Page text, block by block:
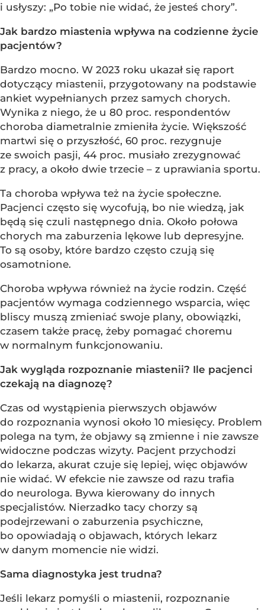
i usłyszy: „Po tobie nie widać, że jesteś chory”.
Jak bardzo miastenia wpływa na codzienne życie
pacjentów?
Bardzo mocno. W 2023 roku ukazał się raport
dotyczący miastenii, przygotowany na podstawie
ankiet wypełnianych przez samych chorych.
Wynika z niego, że u 80 proc. respondentów
choroba diametralnie zmieniła życie. Większość
martwi się o przyszłość, 60 proc. rezygnuje
ze swoich pasji, 44 proc. musiało zrezygnować
z pracy, a około dwie trzecie – z uprawiania sportu.
Ta choroba wpływa też na życie społeczne.
Pacjenci często się wycofują, bo nie wiedzą, jak
będą się czuli następnego dnia. Około połowa
chorych ma zaburzenia lękowe lub depresyjne.
To są osoby, które bardzo często czują się
osamotnione.
Choroba wpływa również na życie rodzin. Część
pacjentów wymaga codziennego wsparcia, więc
bliscy muszą zmieniać swoje plany, obowiązki,
czasem także pracę, żeby pomagać choremu
w normalnym funkcjonowaniu.
Jak wygląda rozpoznanie miastenii? Ile pacjenci
czekają na diagnozę?
Czas od wystąpienia pierwszych objawów
do rozpoznania wynosi około 10 miesięcy. Problem
polega na tym, że objawy są zmienne i nie zawsze
widoczne podczas wizyty. Pacjent przychodzi
do lekarza, akurat czuje się lepiej, więc objawów
nie widać. W efekcie nie zawsze od razu trafia
do neurologa. Bywa kierowany do innych
specjalistów. Nierzadko tacy chorzy są
podejrzewani o zaburzenia psychiczne,
bo opowiadają o objawach, których lekarz
w danym momencie nie widzi.
Sama diagnostyka jest trudna?
Jeśli lekarz pomyśli o miastenii, rozpoznanie